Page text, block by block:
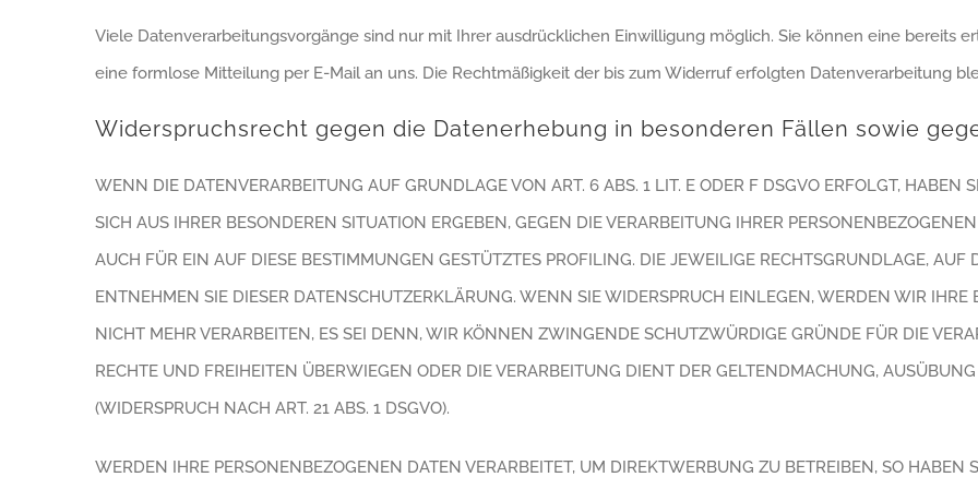
Viele Datenverarbeitungsvorgänge sind nur mit Ihrer ausdrücklichen Einwilligung möglich. Sie können eine bereits
eine formlose Mitteilung per E-Mail an uns. Die Rechtmäßigkeit der bis zum Widerruf erfolgten Datenverarbeitung
Widerspruchsrecht gegen die Datenerhebung in besonderen Fällen sowie
WENN DIE DATENVERARBEITUNG AUF GRUNDLAGE VON ART. 6 ABS. 1 LIT. E ODER F DSGVO ERFOLGT, HABEN
SICH AUS IHRER BESONDEREN SITUATION ERGEBEN, GEGEN DIE VERARBEITUNG IHRER
AUCH FÜR EIN AUF DIESE BESTIMMUNGEN GESTÜTZTES PROFILING. DIE JEWEILIGE RECHTSGRUNDLAGE, AUF
ENTNEHMEN SIE DIESER DATENSCHUTZERKLÄRUNG. WENN SIE WIDERSPRUCH EINLEGEN, WERDEN WIR
NICHT MEHR VERARBEITEN, ES SEI DENN, WIR KÖNNEN ZWINGENDE SCHUTZWÜRDIGE GRÜNDE FÜR DIE
RECHTE UND FREIHEITEN ÜBERWIEGEN ODER DIE VERARBEITUNG DIENT DER GELTENDMACHUNG,
(WIDERSPRUCH NACH ART. 21 ABS. 1 DSGVO).
WERDEN IHRE PERSONENBEZOGENEN DATEN VERARBEITET, UM DIREKTWERBUNG ZU BETREIBEN, SO HABEN